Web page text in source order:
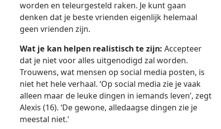
worden en teleurgesteld raken. Je kunt gaan
denken dat je beste vrienden eigenlijk helemaal
geen vrienden zijn.
Wat je kan helpen realistisch te zijn: Accepteer
dat je niet voor alles uitgenodigd zal worden.
Trouwens, wat mensen op social media posten, is
niet het hele verhaal. ‘Op social media zie je vaak
alleen maar de leuke dingen in iemands leven’, zegt
Alexis (16). ‘De gewone, alledaagse dingen zie je
meestal niet.’